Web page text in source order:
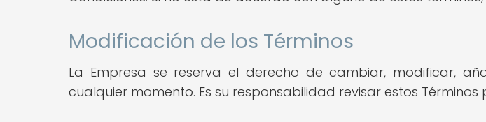
Modificación de los Términos
La Empresa se reserva el derecho de cambiar, modificar,
cualquier momento. Es su responsabilidad revisar estos Términos